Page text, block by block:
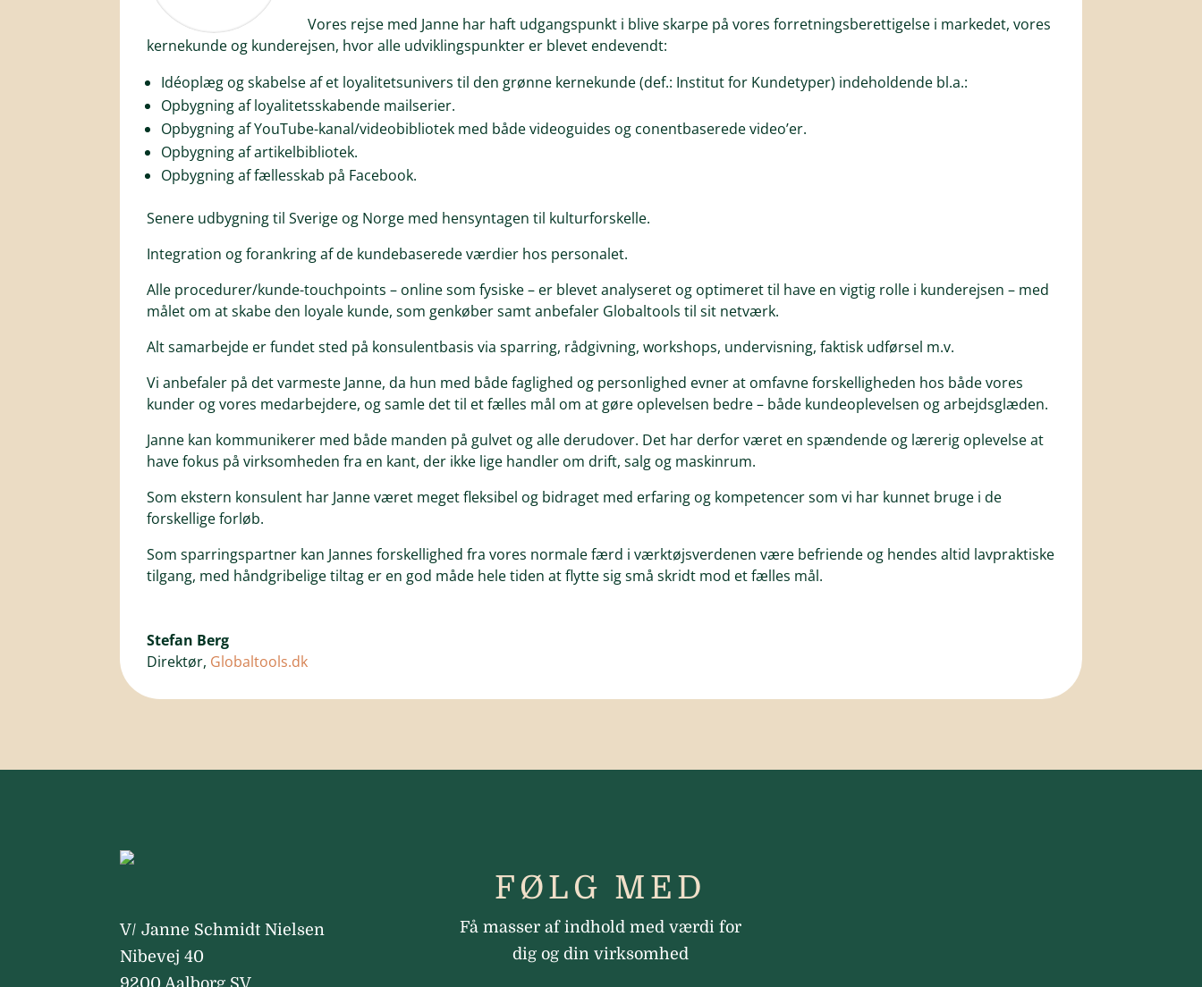
Vores rejse med Janne har haft udgangspunkt i blive skarpe på vores forretningsberettigelse i markedet, vores
kernekunde og kunderejsen, hvor alle udviklingspunkter er blevet endevendt:
Idéoplæg og skabelse af et loyalitetsunivers til den grønne kernekunde (def.: Institut for Kundetyper) indeholdende bl.a.:
Opbygning af loyalitetsskabende mailserier.
Opbygning af YouTube-kanal/videobibliotek med både videoguides og conentbaserede video’er.
Opbygning af artikelbibliotek.
Opbygning af fællesskab på Facebook.
Senere udbygning til Sverige og Norge med hensyntagen til kulturforskelle.
Integration og forankring af de kundebaserede værdier hos personalet.
Alle procedurer/kunde-touchpoints – online som fysiske – er blevet analyseret og optimeret til have en vigtig rolle i kunderejsen – med
målet om at skabe den loyale kunde, som genkøber samt anbefaler Globaltools til sit netværk.
Alt samarbejde er fundet sted på konsulentbasis via sparring, rådgivning, workshops, undervisning, faktisk udførsel m.v.
Vi anbefaler på det varmeste Janne, da hun med både faglighed og personlighed evner at omfavne forskelligheden hos både vores
kunder og vores medarbejdere, og samle det til et fælles mål om at gøre oplevelsen bedre – både kundeoplevelsen og arbejdsglæden.
Janne kan kommunikerer med både manden på gulvet og alle derudover. Det har derfor været en spændende og lærerig oplevelse at
have fokus på virksomheden fra en kant, der ikke lige handler om drift, salg og maskinrum.
Som ekstern konsulent har Janne været meget fleksibel og bidraget med erfaring og kompetencer som vi har kunnet bruge i de
forskellige forløb.
Som sparringspartner kan Jannes forskellighed fra vores normale færd i værktøjsverdenen være befriende og hendes altid lavpraktiske
tilgang, med håndgribelige tiltag er en god måde hele tiden at flytte sig små skridt mod et fælles mål.
Stefan Berg
Direktør, Globaltools.dk
V/ Janne Schmidt Nielsen
Nibevej 40
9200 Aalborg SV
FØLG MED
Få masser af indhold med værdi for
dig og din virksomhed